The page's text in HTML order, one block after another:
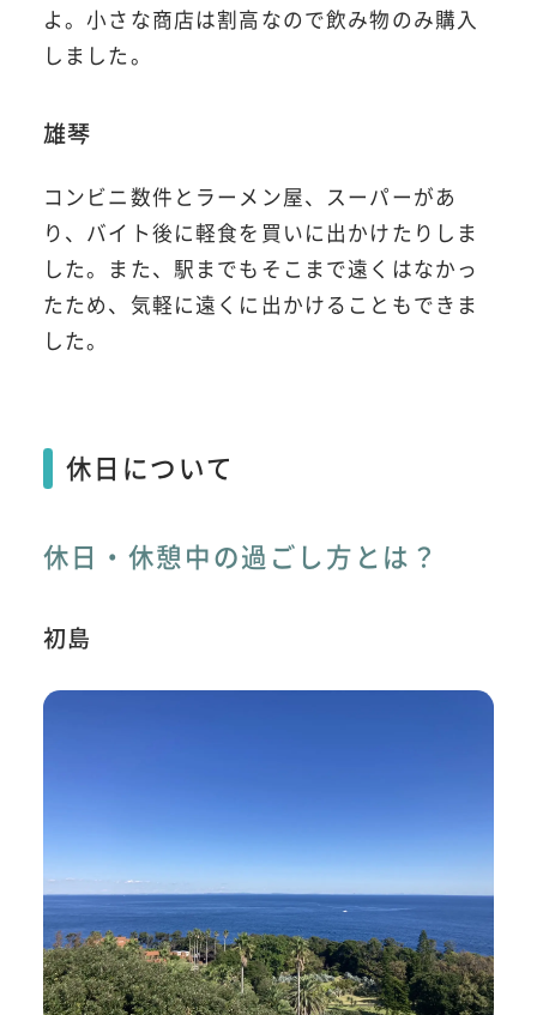
よ。小さな商店は割高なので飲み物のみ購入
しました。
雄琴
コンビニ数件とラーメン屋、スーパーがあ
り、バイト後に軽食を買いに出かけたりしま
した。また、駅までもそこまで遠くはなかっ
たため、気軽に遠くに出かけることもできま
した。
休日について
休日・休憩中の過ごし方とは？
初島